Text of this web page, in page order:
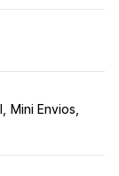
Mini Envios